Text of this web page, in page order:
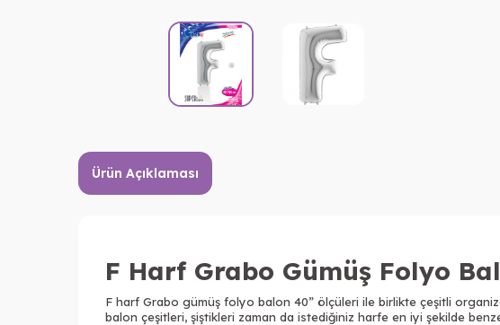
Ürün Açıklaması
F Harf Grabo Gümüş Folyo
F harf Grabo gümüş folyo balon 40” ölçüleri ile birlikte çeşitli
balon çeşitleri, şiştikleri zaman da istediğiniz harfe en iyi şekilde